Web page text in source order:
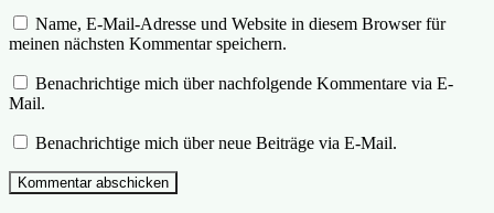
Name, E-Mail-Adresse und Website in diesem Browser für
meinen nächsten Kommentar speichern.
Benachrichtige mich über nachfolgende Kommentare via E-
Mail.
Benachrichtige mich über neue Beiträge via E-Mail.